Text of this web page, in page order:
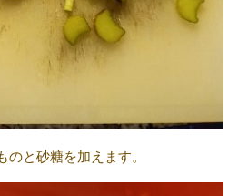
と砂糖を加えます。